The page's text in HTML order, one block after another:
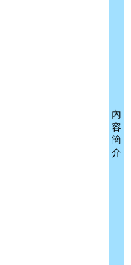
內
容
簡
介